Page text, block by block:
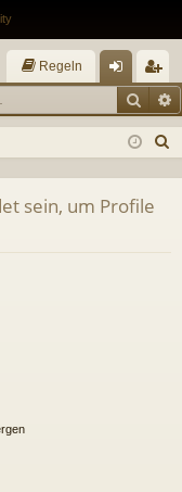
Regeln
m
eg
ist
sein, um Profile